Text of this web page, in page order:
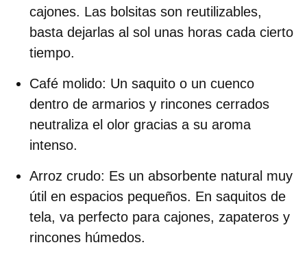
cajones. Las bolsitas son reutilizables,
basta dejarlas al sol unas horas cada cierto
tiempo.
Café molido: Un saquito o un cuenco
dentro de armarios y rincones cerrados
neutraliza el olor gracias a su aroma
intenso.
Arroz crudo: Es un absorbente natural muy
útil en espacios pequeños. En saquitos de
tela, va perfecto para cajones, zapateros y
rincones húmedos.